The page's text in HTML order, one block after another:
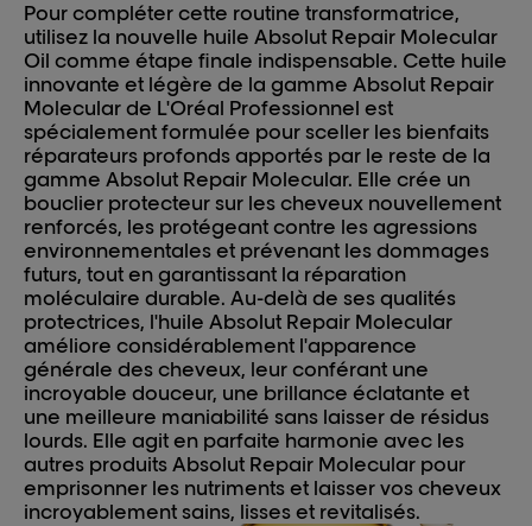
Pour compléter cette routine transformatrice,
utilisez la nouvelle huile Absolut Repair Molecular
Oil comme étape finale indispensable. Cette huile
innovante et légère de la gamme Absolut Repair
Molecular de L'Oréal Professionnel est
spécialement formulée pour sceller les bienfaits
réparateurs profonds apportés par le reste de la
gamme Absolut Repair Molecular. Elle crée un
bouclier protecteur sur les cheveux nouvellement
renforcés, les protégeant contre les agressions
environnementales et prévenant les dommages
futurs, tout en garantissant la réparation
moléculaire durable. Au-delà de ses qualités
protectrices, l'huile Absolut Repair Molecular
améliore considérablement l'apparence
générale des cheveux, leur conférant une
incroyable douceur, une brillance éclatante et
une meilleure maniabilité sans laisser de résidus
lourds. Elle agit en parfaite harmonie avec les
autres produits Absolut Repair Molecular pour
emprisonner les nutriments et laisser vos cheveux
incroyablement sains, lisses et revitalisés.